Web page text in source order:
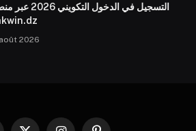
التسجيل في الدخول التكويني
2026